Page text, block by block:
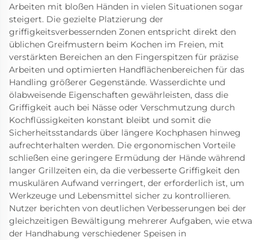
Arbeiten mit bloßen Händen in vielen Situationen sogar
steigert. Die gezielte Platzierung der
griffigkeitsverbessernden Zonen entspricht direkt den
üblichen Greifmustern beim Kochen im Freien, mit
verstärkten Bereichen an den Fingerspitzen für präzise
Arbeiten und optimierten Handflächenbereichen für das
Handling größerer Gegenstände. Wasserdichte und
ölabweisende Eigenschaften gewährleisten, dass die
Griffigkeit auch bei Nässe oder Verschmutzung durch
Kochflüssigkeiten konstant bleibt und somit die
Sicherheitsstandards über längere Kochphasen hinweg
aufrechterhalten werden. Die ergonomischen Vorteile
schließen eine geringere Ermüdung der Hände während
langer Grillzeiten ein, da die verbesserte Griffigkeit den
muskulären Aufwand verringert, der erforderlich ist, um
Werkzeuge und Lebensmittel sicher zu kontrollieren.
Nutzer berichten von deutlichen Verbesserungen bei der
gleichzeitigen Bewältigung mehrerer Aufgaben, wie etwa
der Handhabung verschiedener Speisen in